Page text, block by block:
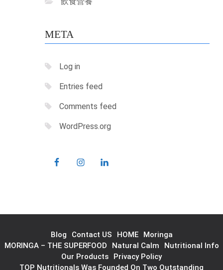
META
Log in
Entries feed
Comments feed
WordPress.org
Blog Contact US HOME
Moringa
MORINGA – THE SUPERFOOD
Natural Calm
Nutritional Info
Our Products
Privacy Policy
TOP Nutritionals Was Founded On Two Outstanding